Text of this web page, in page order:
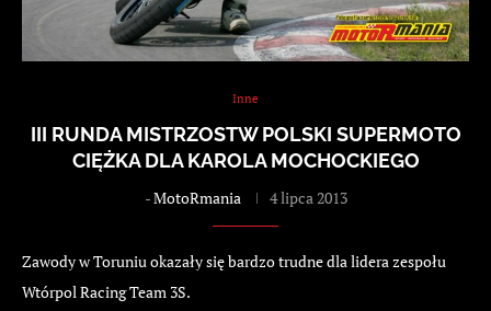
Inne
III RUNDA MISTRZOSTW POLSKI SUPERMOTO
CIĘŻKA DLA KAROLA MOCHOCKIEGO
-MotoRmania 4 lipca 2013
Zawody w Toruniu okazały się bardzo trudne dla lidera zespołu
Wtórpol Racing Team 3S.